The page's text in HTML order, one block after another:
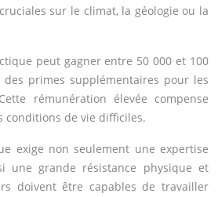
sur le climat, la géologie ou la
peut gagner entre 50 000 et 100
des primes supplémentaires pour les
rémunération élevée compense
conditions de vie difficiles.
exige non seulement une expertise
une grande résistance physique et
doivent être capables de travailler